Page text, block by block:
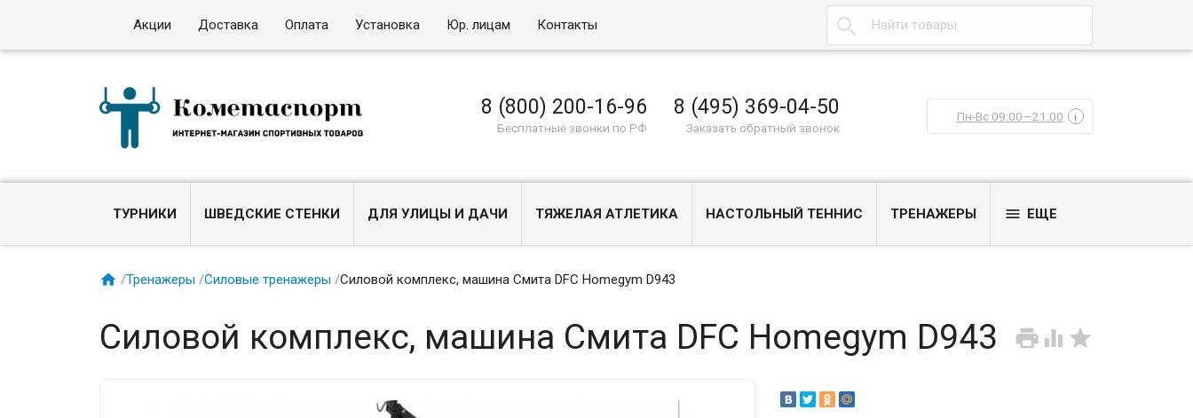
Акции Доставка Оплата Установка Юр. лицам Контакты 
8 (800) 200-16-96
Бесплатные звонки по РФ
8 (495) 369-04-50
Заказать обратный звонок
Пн-Вс 09:00—21:00 i
ТУРНИКИ ШВЕДСКИЕ СТЕНКИ ДЛЯ УЛИЦЫ И ДАЧИ ТЯЖЕЛАЯ АТЛЕТИКА НАСТОЛЬНЫЙ ТЕННИС ТРЕНАЖЕРЫ  ЕЩЕ
 /Тренажеры /Силовые тренажеры /Силовой комплекс, машина Смита DFC Homegym D943
  
Силовой комплекс, машина Смита DFC Homegym D943